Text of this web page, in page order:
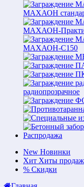
МАХАОН
МАХАОН-
МАХАОН-С150
радиопрозрачное
Распродажа
New Новинки
Хит Хиты продаж
% Скидки